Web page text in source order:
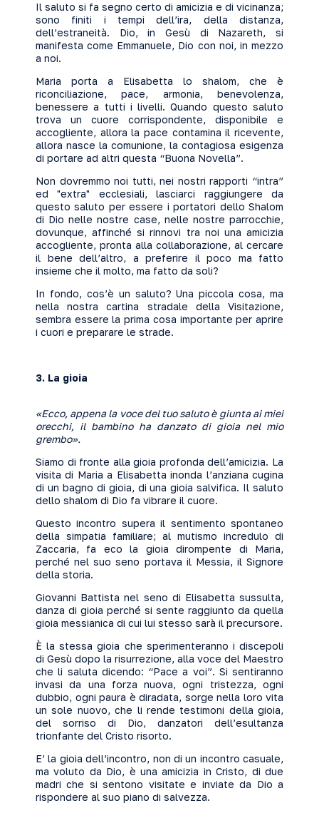
Il saluto si fa segno certo di amicizia e di vicinanza;
sono finiti i tempi dell’ira, della distanza,
dell’estraneità. Dio, in Gesù di Nazareth, si
manifesta come Emmanuele, Dio con noi, in mezzo
a noi.
Maria porta a Elisabetta lo shalom, che è
riconciliazione, pace, armonia, benevolenza,
benessere a tutti i livelli. Quando questo saluto
trova un cuore corrispondente, disponibile e
accogliente, allora la pace contamina il ricevente,
allora nasce la comunione, la contagiosa esigenza
di portare ad altri questa “Buona Novella”.
Non dovremmo noi tutti, nei nostri rapporti “intra”
ed "extra" ecclesiali, lasciarci raggiungere da
questo saluto per essere i portatori dello Shalom
di Dio nelle nostre case, nelle nostre parrocchie,
dovunque, affinché si rinnovi tra noi una amicizia
accogliente, pronta alla collaborazione, al cercare
il bene dell’altro, a preferire il poco ma fatto
insieme che il molto, ma fatto da soli?
In fondo, cos’è un saluto? Una piccola cosa, ma
nella nostra cartina stradale della Visitazione,
sembra essere la prima cosa importante per aprire
i cuori e preparare le strade.
3. La gioia
«Ecco, appena la voce del tuo saluto è giunta ai miei
orecchi, il bambino ha danzato di gioia nel mio
grembo».
Siamo di fronte alla gioia profonda dell’amicizia. La
visita di Maria a Elisabetta inonda l’anziana cugina
di un bagno di gioia, di una gioia salvifica. Il saluto
dello shalom di Dio fa vibrare il cuore.
Questo incontro supera il sentimento spontaneo
della simpatia familiare; al mutismo incredulo di
Zaccaria, fa eco la gioia dirompente di Maria,
perché nel suo seno portava il Messia, il Signore
della storia.
Giovanni Battista nel seno di Elisabetta sussulta,
danza di gioia perché si sente raggiunto da quella
gioia messianica di cui lui stesso sarà il precursore.
È la stessa gioia che sperimenteranno i discepoli
di Gesù dopo la risurrezione, alla voce del Maestro
che li saluta dicendo: “Pace a voi”. Si sentiranno
invasi da una forza nuova, ogni tristezza, ogni
dubbio, ogni paura è diradata, sorge nella loro vita
un sole nuovo, che li rende testimoni della gioia,
del sorriso di Dio, danzatori dell’esultanza
trionfante del Cristo risorto.
E’ la gioia dell’incontro, non di un incontro casuale,
ma voluto da Dio, è una amicizia in Cristo, di due
madri che si sentono visitate e inviate da Dio a
rispondere al suo piano di salvezza.